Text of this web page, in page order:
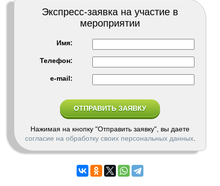
Экспресс-заявка на участие в
мероприятии
Имя:
Телефон:
e-mail:
Нажимая на кнопку "Отправить заявку", вы даете
согласие на обработку своих персональных данных.